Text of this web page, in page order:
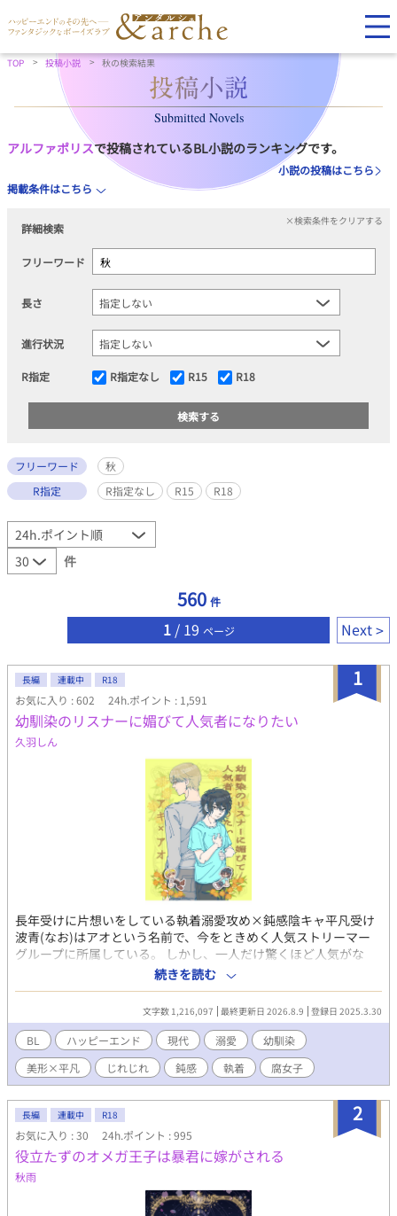
TOP 投稿小説 秋の検索結果
Submitted Novels
アルファポリスで投稿されているBL小説のランキングです。
小説の投稿はこちら
掲載条件はこちら
詳細検索
×検索条件をクリアする
フリーワード
長さ
進行状況
R指定 R指定なし R15 R18
フリーワード
秋
R指定
R指定なし R15 R18
件
560 件
1/ 19 ページ Next
1
長編 連載中 R18
お気に入り : 602 24h.ポイント : 1,591
幼馴染のリスナーに媚びて人気者になりたい
久羽しん
長年受けに片想いをしている執着溺愛攻め×鈍感陰キャ平凡受け
波青(なお)はアオという名前で、今をときめく人気ストリーマー
グループに所属している。 しかし、一人だけ驚くほど人気がな
い。 他のメンバーは、モデル、歌い手、プロゲーマー、ゲーム実
況者などそれぞれ特技を持った美形揃い。その中でアオだけ平凡
顔でなんの特技もないので浮いている。 しかも、アオは空気が読
めない、何を言ってもスベる、失言をしてしまうなどの悪癖のせ
いで、アンチをたくさん抱えている。 グループに入れたのだっ
て、ブラック企業にぶつかり病んでいたアオを、幼馴染で完璧人
間の秋風(配信者名、アキ)が優しさで誘ってくれたからに過ぎな
い。 すっかり自身の存在意義を見失っていたアオは、ある日自分
たちについている腐女子ファンの存在をネット上で見つけた。 ど
うやら彼女らは幼馴染のアキ×アオをカップリングして妄想する
ことで、日々の活力を得ているとかなんとか。興味が惹かれたの
で、アオは配信者本人であることは隠しつつ腐女子界隈に潜入す
ることにした。 その日から、彼女らを喜ばせ自身の人気を上げよ
うと、配信上でアキにひたすら営業BLを仕掛けるアオ。すると、
なぜかアキが固まって…。 (ムーンライトノベルズさんにも投稿し
続きを読む
文字数 1,216,097 最終更新日 2026.8.9 登録日 2025.3.30
BL ハッピーエンド 現代 溺愛
幼馴染
美形×平凡
じれじれ 鈍感 執着 腐女子
2
長編 連載中 R18
お気に入り : 30 24h.ポイント : 995
役立たずのオメガ王子は暴君に嫁がされる
秋雨